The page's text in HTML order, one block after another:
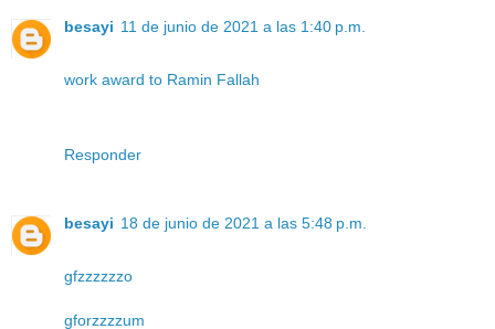
besayi 11 de junio de 2021 a las 1:40 p.m.
work award to Ramin Fallah
Responder
besayi 18 de junio de 2021 a las 5:48 p.m.
gfzzzzzzo
gforzzzzum